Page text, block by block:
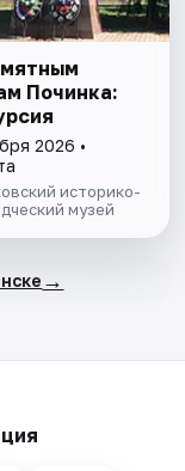
Починка:
2026 •
историко-
музей
→